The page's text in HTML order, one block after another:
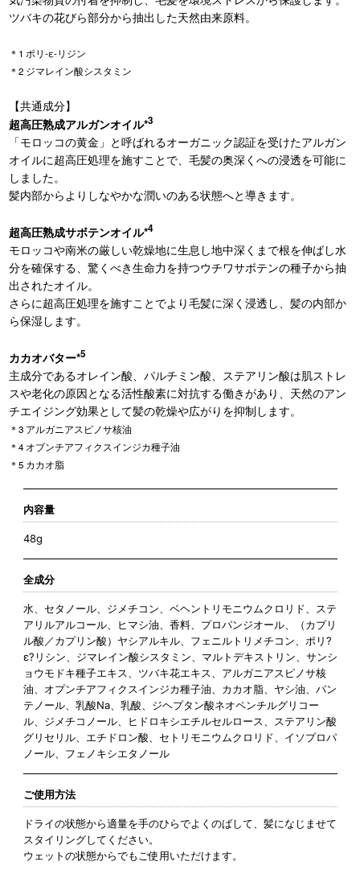
ツバキの花びら部分から抽出した天然由来原料。
＊1 ポリ-ε-リジン
＊2 ジマレイン酸シスタミン
【共通成分】
超高圧熟成アルガンオイル*3
「モロッコの黄金」と呼ばれるオーガニック認証を受けたアルガン
オイルに超高圧処理を施すことで、毛髪の奥深くへの浸透を可能に
しました。
髪内部からよりしなやかな潤いのある状態へと導きます。
超高圧熟成サボテンオイル*4
モロッコや南米の厳しい乾燥地に生息し地中深くまで根を伸ばし水
分を確保する、驚くべき生命力を持つウチワサボテンの種子から抽
出されたオイル。
さらに超高圧処理を施すことでより毛髪に深く浸透し、髪の内部か
ら保湿します。
カカオバター*5
主成分であるオレイン酸、パルチミン酸、ステアリン酸は肌ストレ
スや老化の原因となる活性酸素に対抗する働きがあり、天然のアン
チエイジング効果として髪の乾燥や広がりを抑制します。
＊3 アルガニアスピノサ核油
＊4 オブンチアフィクスインジカ種子油
＊5 カカオ脂
内容量
48g
全成分
水、セタノール、ジメチコン、ベヘントリモニウムクロリド、ステ
アリルアルコール、ヒマシ油、香料、プロパンジオール、（カプリ
ル酸／カプリン酸）ヤシアルキル、フェニルトリメチコン、ポリ?
ε?リシン、ジマレイン酸シスタミン、マルトデキストリン、サンシ
ョウモドキ種子エキス、ツバキ花エキス、アルガニアスピノサ核
油、オプンチアフィクスインジカ種子油、カカオ脂、ヤシ油、パン
テノール、乳酸Na、乳酸、ジヘプタン酸ネオペンチルグリコー
ル、ジメチコノール、ヒドロキシエチルセルロース、ステアリン酸
グリセリル、エチドロン酸、セトリモニウムクロリド、イソプロパ
ノール、フェノキシエタノール
ご使用方法
ドライの状態から適量を手のひらでよくのばして、髪になじませて
スタイリングしてください。
ウェットの状態からでもご使用いただけます。